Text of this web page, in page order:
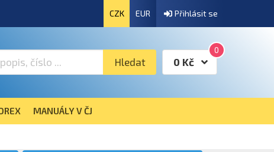
CZK EUR Přihlásit se
Hledat
0
0 Kč
MANUÁLY V ČJ